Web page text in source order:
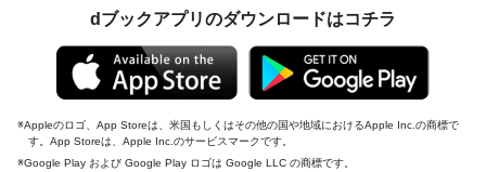
dブックアプリのダウンロードはコチラ
Appleのロゴ、App Storeは、米国もしくはその他の国や地域におけるApple Inc.の商標で
す。App Storeは、Apple Inc.のサービスマークです。
Google Play および Google Play ロゴは Google LLC の商標です。